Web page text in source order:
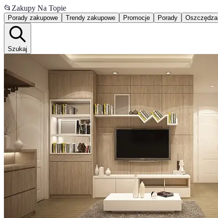
📂 Zakupy Na Topie
Porady zakupowe Trendy zakupowe Promocje Porady
Szukaj